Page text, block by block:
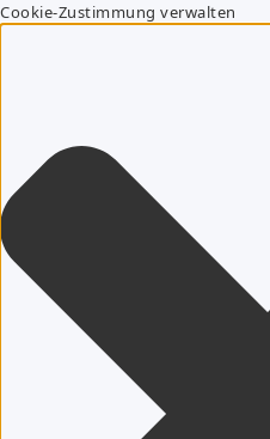
Cookie-Zustimmung verwalten